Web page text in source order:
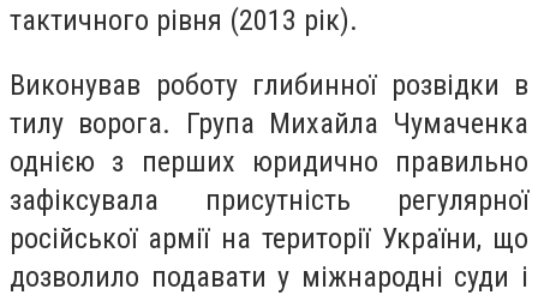
тактичного рівня (2013 рік).
Виконував роботу глибинної розвідки в
тилу ворога. Група Михайла Чумаченка
однією з перших юридично правильно
зафіксувала присутність регулярної
російської армії на території України, що
дозволило подавати у міжнародні суди і